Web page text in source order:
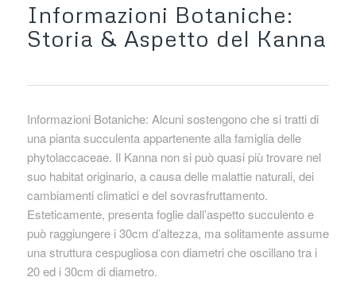
Informazioni Botaniche:
Storia & Aspetto del Kanna
Informazioni Botaniche: Alcuni sostengono che si tratti di
una pianta succulenta appartenente alla famiglia delle
phytolaccaceae. Il Kanna non si può quasi più trovare nel
suo habitat originario, a causa delle malattie naturali, dei
cambiamenti climatici e del sovrasfruttamento.
Esteticamente, presenta foglie dall’aspetto succulento e
può raggiungere i 30cm d’altezza, ma solitamente assume
una struttura cespugliosa con diametri che oscillano tra i
20 ed i 30cm di diametro.